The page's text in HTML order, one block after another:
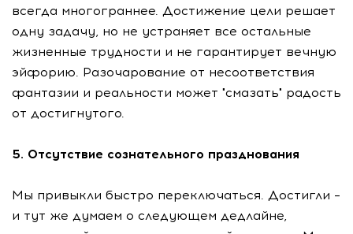
всегда многограннее. Достижение цели решает
одну задачу, но не устраняет все остальные
жизненные трудности и не гарантирует вечную
эйфорию. Разочарование от несоответствия
фантазии и реальности может "смазать" радость
от достигнутого.
5. Отсутствие сознательного празднования
Мы привыкли быстро переключаться. Достигли –
и тут же думаем о следующем дедлайне,